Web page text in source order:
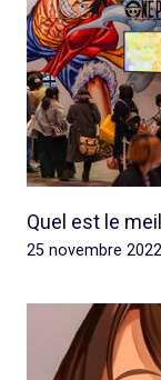
Quel est le
25 novembre 2022